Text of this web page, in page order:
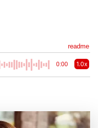
readme
0:00 1.0x